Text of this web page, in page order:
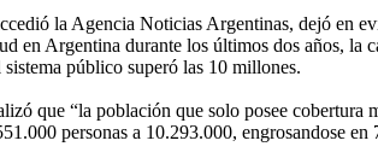
la Agencia Noticias Argentinas, dejó en
en Argentina durante los últimos dos años, la
público superó las 10 millones.
que “la población que solo posee cobertura
personas a 10.293.000, engrosandose en